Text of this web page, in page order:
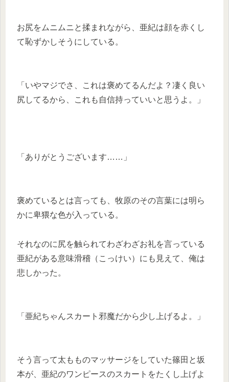
お尻をムニムニと揉まれながら、亜紀は顔を赤くし
て恥ずかしそうにしている。
「いやマジでさ、これは褒めてるんだよ？凄く良い
尻してるから、これも自信持っていいと思うよ。」
「ありがとうございます……」
褒めているとは言っても、牧原のその言葉には明ら
かに卑猥な色が入っている。
それなのに尻を触られてわざわざお礼を言っている
亜紀がある意味滑稽（こっけい）にも見えて、俺は
悲しかった。
「亜紀ちゃんスカート邪魔だから少し上げるよ。」
そう言って太もものマッサージをしていた篠田と坂
本が、亜紀のワンピースのスカートをたくし上げよ